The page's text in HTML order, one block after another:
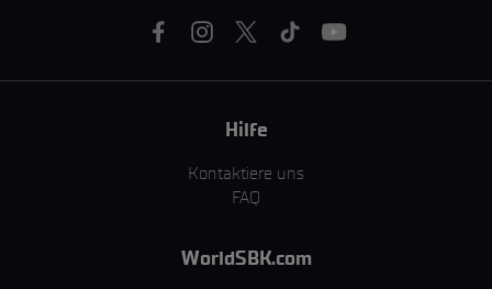
Hilfe
Kontaktiere uns
FAQ
WorldSBK.com